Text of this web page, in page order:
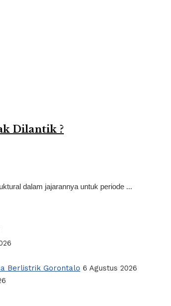
Dilantik ?
dalam jajarannya untuk periode ...
Berlistrik Gorontalo 6 Agustus 2026